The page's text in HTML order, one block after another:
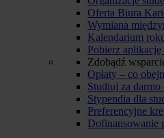
Oferta Biura
Wymiana
Kalendarium
Pobierz
Zdobądź
Opłaty – co
Studiuj za
Stypendia dla
Preferencyjne
Dofinansowanie